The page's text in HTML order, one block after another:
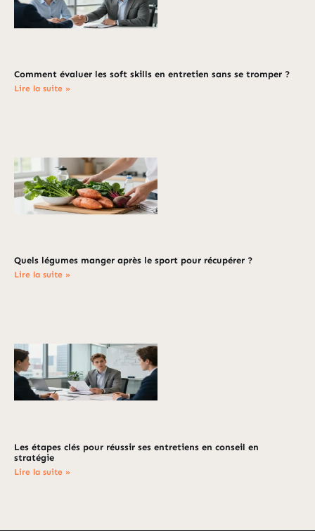
Comment évaluer les soft skills en entretien sans se tromper ?
Lire la suite »
Quels légumes manger après le sport pour récupérer ?
Lire la suite »
Les étapes clés pour réussir ses entretiens en conseil en
stratégie
Lire la suite »